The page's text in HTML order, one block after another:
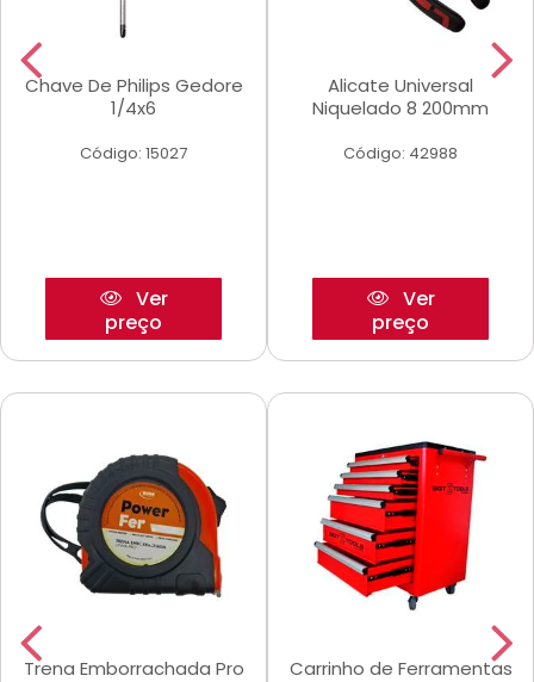
Chave De Philips Gedore
1/4x6
Código: 15027
Ver
preço
Alicate Universal
Niquelado 8 200mm
Código: 42988
Ver
preço
Trena Emborrachada Pro
Carrinho de Ferramentas